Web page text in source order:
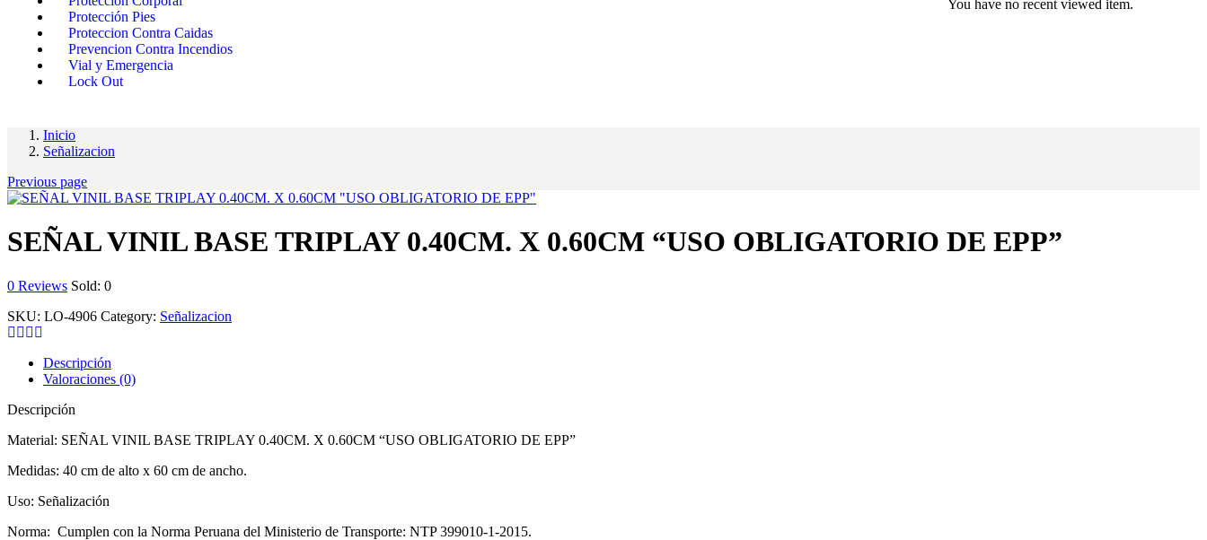
Protección Pies
Proteccion Contra Caidas
Prevencion Contra Incendios
Vial y Emergencia
Lock Out
You have no recent viewed item.
Inicio
Señalizacion
Previous page
SEÑAL VINIL BASE TRIPLAY 0.40CM. X 0.60CM “USO OBLIGATORIO DE EPP”
0 Reviews Sold: 0
SKU: LO-4906 Category: Señalizacion
Descripción
Valoraciones (0)
Descripción
Material: SEÑAL VINIL BASE TRIPLAY 0.40CM. X 0.60CM “USO OBLIGATORIO DE EPP”
Medidas: 40 cm de alto x 60 cm de ancho.
Uso: Señalización
Norma: Cumplen con la Norma Peruana del Ministerio de Transporte: NTP 399010-1-2015.